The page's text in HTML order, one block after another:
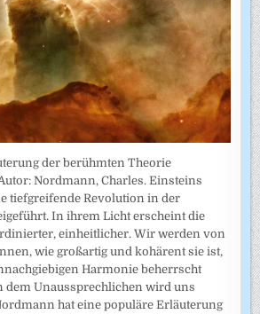
der berühmten Theorie
Nordmann, Charles. Einsteins
tiefgreifende Revolution in der
In ihrem Licht erscheint die
einheitlicher. Wir werden von
wie großartig und kohärent sie ist,
Harmonie beherrscht
dem Unaussprechlichen wird uns
hat eine populäre Erläuterung